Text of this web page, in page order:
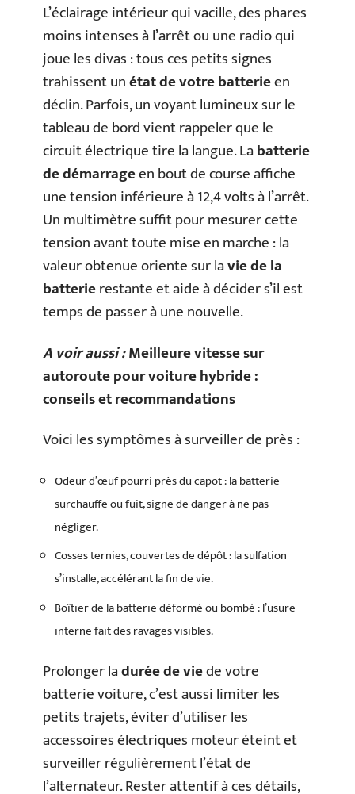
L’éclairage intérieur qui vacille, des phares
moins intenses à l’arrêt ou une radio qui
joue les divas : tous ces petits signes
trahissent unétat de votre batterieen
déclin. Parfois, un voyant lumineux sur le
tableau de bord vient rappeler que le
circuit électrique tire la langue. Labatterie
de démarrageen bout de course affiche
une tension inférieure à 12,4 volts à l’arrêt.
Un multimètre suffit pour mesurer cette
tension avant toute mise en marche : la
valeur obtenue oriente sur lavie de la
batterierestante et aide à décider s’il est
temps de passer à une nouvelle.
A voir aussi :Meilleure vitesse sur
autoroute pour voiture hybride :
conseils et recommandations
Voici les symptômes à surveiller de près :
Odeur d’œuf pourri près du capot : la batterie
surchauffe ou fuit, signe de danger à ne pas
négliger.
Cosses ternies, couvertes de dépôt : la sulfation
s’installe, accélérant la fin de vie.
Boîtier de la batterie déformé ou bombé : l’usure
interne fait des ravages visibles.
Prolonger ladurée de viede votre
batterie voiture, c’est aussi limiter les
petits trajets, éviter d’utiliser les
accessoires électriques moteur éteint et
surveiller régulièrement l’état de
l’alternateur. Rester attentif à ces détails,